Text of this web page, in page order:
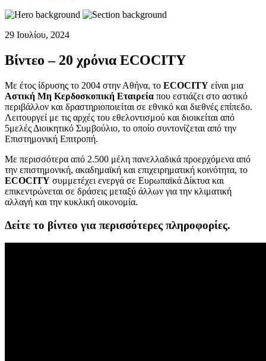
29 Ιουλίου, 2024
Βίντεο – 20 χρόνια ECOCITY
Με έτος ίδρυσης το 2004 στην Αθήνα, το ECOCITY είναι μια
Αστική Μη Κερδοσκοπική Εταιρεία που εστιάζει στο αστικό
περιβάλλον και δραστηριοποιείται σε εθνικό και διεθνές επίπεδο.
Λειτουργεί με τις αρχές του εθελοντισμού και διοικείται από
5μελές Διοικητικό Συμβούλιο, το οποίο συντονίζεται από την
Επιστημονική Επιτροπή.
Με περισσότερα από 2.500 μέλη πανελλαδικά προερχόμενα από
την επιστημονική, ακαδημαϊκή και επιχειρηματική κοινότητα, το
ECOCITY συμμετέχει ενεργά σε Ευρωπαϊκά Δίκτυα και
επικεντρώνεται σε δράσεις μεταξύ άλλων για την κλιματική
αλλαγή και την κυκλική οικονομία.
Δείτε το βίντεο για περισσότερες πληροφορίες.